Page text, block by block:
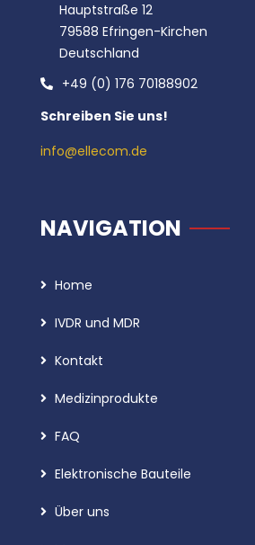
Hauptstraße 12
79588 Efringen-Kirchen
Deutschland
+49 (0) 176 70188902
Schreiben Sie uns!
info@ellecom.de
NAVIGATION
Home
IVDR und MDR
Kontakt
Medizinprodukte
FAQ
Elektronische Bauteile
Über uns